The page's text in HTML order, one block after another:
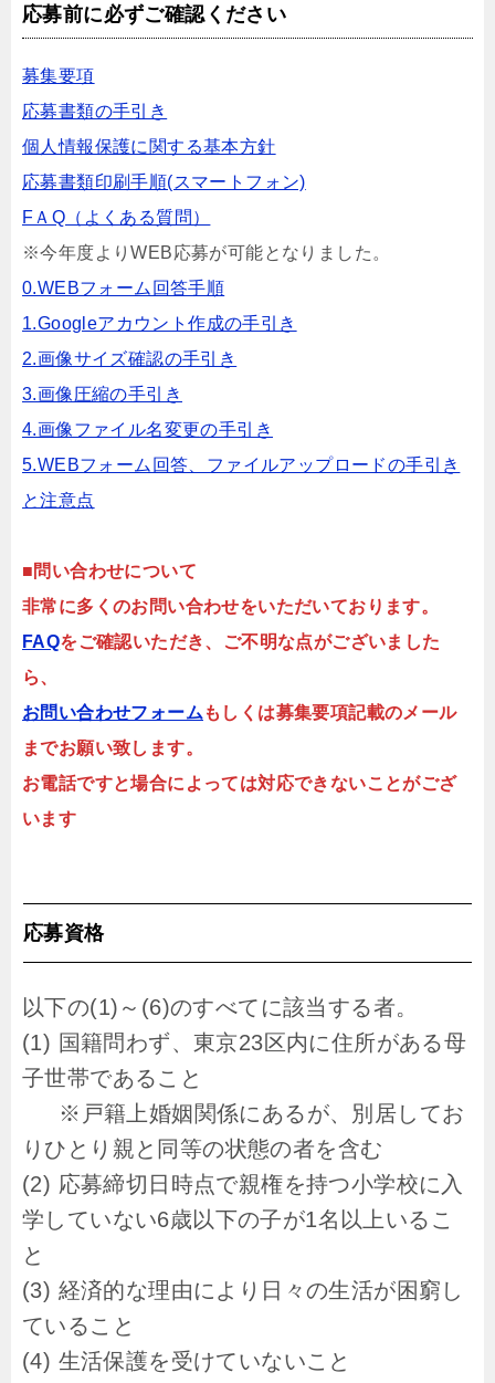
応募前に必ずご確認ください
募集要項
応募書類の手引き
個人情報保護に関する基本方針
応募書類印刷手順(スマートフォン)
FＡQ（よくある質問）
※今年度よりWEB応募が可能となりました。
0.WEBフォーム回答手順
1.Googleアカウント作成の手引き
2.画像サイズ確認の手引き
3.画像圧縮の手引き
4.画像ファイル名変更の手引き
5.WEBフォーム回答、ファイルアップロードの手引き
と注意点
■問い合わせについて
非常に多くのお問い合わせをいただいております。
FAQをご確認いただき、ご不明な点がございました
ら、
お問い合わせフォーム もしくは募集要項記載のメール
までお願い致します。
お電話ですと場合によっては対応できないことがござ
います
応募資格
以下の(1)～(6)のすべてに該当する者。
(1) 国籍問わず、東京23区内に住所がある母
子世帯であること
※戸籍上婚姻関係にあるが、別居してお
りひとり親と同等の状態の者を含む
(2) 応募締切日時点で親権を持つ小学校に入
学していない6歳以下の子が1名以上いるこ
と
(3) 経済的な理由により日々の生活が困窮し
ていること
(4) 生活保護を受けていないこと